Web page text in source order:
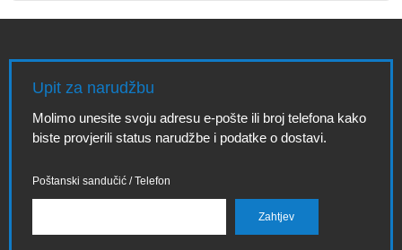
Upit za narudžbu
Molimo unesite svoju adresu e-pošte ili broj telefona kako
biste provjerili status narudžbe i podatke o dostavi.
Poštanski sandučić / Telefon